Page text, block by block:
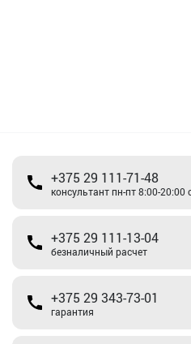
+375 29 111-71-48
консультант пн-пт 8:00-20:00
+375 29 111-13-04
безналичный расчет
+375 29 343-73-01
гарантия